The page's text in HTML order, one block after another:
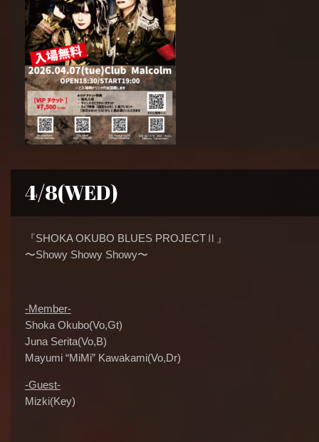
4/8(WED)
『SHOKA OKUBO BLUES PROJECTⅡ』
〜Showy Showy Showy〜
-Member-
Shoka Okubo(Vo,Gt)
Juna Serita(Vo,B)
Mayumi “MiMi” Kawakami(Vo,Dr)
-Guest-
Mizki(Key)